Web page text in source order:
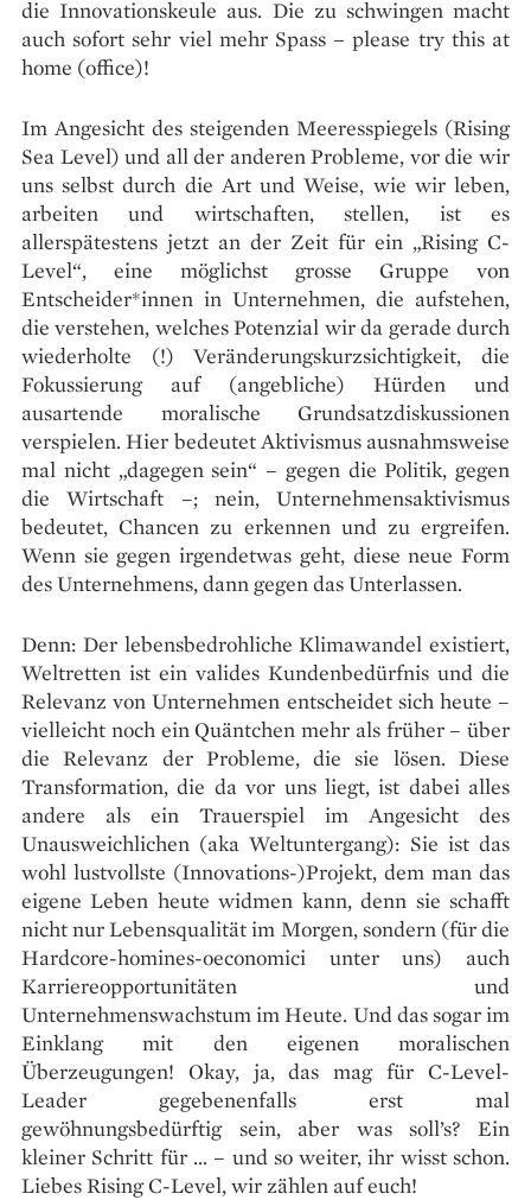
die Innovationskeule aus. Die zu schwingen macht
auch sofort sehr viel mehr Spass – please try this at
home (office)!
Im Angesicht des steigenden Meeresspiegels (Rising
Sea Level) und all der anderen Probleme, vor die wir
uns selbst durch die Art und Weise, wie wir leben,
arbeiten und wirtschaften, stellen, ist es
allerspätestens jetzt an der Zeit für ein „Rising C-
Level“, eine möglichst grosse Gruppe von
Entscheider*innen in Unternehmen, die aufstehen,
die verstehen, welches Potenzial wir da gerade durch
wiederholte (!) Veränderungskurzsichtigkeit, die
Fokussierung auf (angebliche) Hürden und
ausartende moralische Grundsatzdiskussionen
verspielen. Hier bedeutet Aktivismus ausnahmsweise
mal nicht „dagegen sein“ – gegen die Politik, gegen
die Wirtschaft –; nein, Unternehmensaktivismus
bedeutet, Chancen zu erkennen und zu ergreifen.
Wenn sie gegen irgendetwas geht, diese neue Form
des Unternehmens, dann gegen das Unterlassen.
Denn: Der lebensbedrohliche Klimawandel existiert,
Weltretten ist ein valides Kundenbedürfnis und die
Relevanz von Unternehmen entscheidet sich heute –
vielleicht noch ein Quäntchen mehr als früher – über
die Relevanz der Probleme, die sie lösen. Diese
Trans­formation, die da vor uns liegt, ist dabei alles
andere als ein Trauerspiel im Angesicht des
Unausweichlichen (aka Weltuntergang): Sie ist das
wohl lustvollste (Innovations-)Projekt, dem man das
eigene Leben heute widmen kann, denn sie schafft
nicht nur Lebensqualität im Morgen, sondern (für die
Hardcore-homines-oeconomici unter uns) auch
Karriereopportunitäten und
Unternehmenswachstum im Heute. Und das sogar im
Einklang mit den eigenen moralischen
Überzeugungen! Okay, ja, das mag für C-Level-
Leader gegebenenfalls erst mal
gewöhnungsbedürftig sein, aber was soll’s? Ein
kleiner Schritt für … – und so weiter, ihr wisst schon.
Liebes Rising C-Level, wir zählen auf euch!